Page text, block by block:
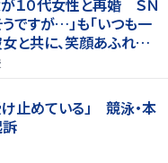
ですが…」も「いつも一
と共に、笑顔あふれる
止めている」 競泳・本